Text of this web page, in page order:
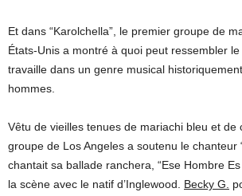
Et dans “Karolchella”, le premier groupe de
États-Unis a montré à quoi peut ressembler le
travaille dans un genre musical
hommes.
Vêtu de vieilles tenues de mariachi bleu et de
groupe de Los Angeles a soutenu le chanteur
chantait sa ballade ranchera, “Ese Hombre
la scène avec le natif d’Inglewood. Becky G.